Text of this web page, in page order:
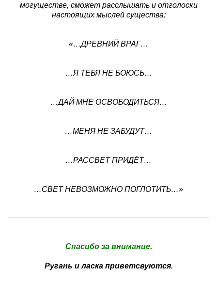
могуществе, сможет расслышать и отголоски
настоящих мыслей существа:
«…ДРЕВНИЙ ВРАГ…
…Я ТЕБЯ НЕ БОЮСЬ…
…ДАЙ МНЕ ОСВОБОДИТЬСЯ…
…МЕНЯ НЕ ЗАБУДУТ…
…РАССВЕТ ПРИДЁТ…
…СВЕТ НЕВОЗМОЖНО ПОГЛОТИТЬ…»
Спасибо за внимание.
Ругань и ласка приветсвуются.